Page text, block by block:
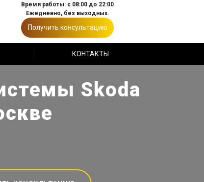
Время работы: с 08:00 до 22:00
Ежедневно, без выходных.
Получить консультацию
КОНТАКТЫ
Skoda